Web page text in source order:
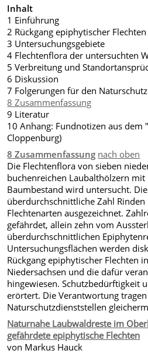
Inhalt
1 Einführung
2 Rückgang epiphytischer
3 Untersuchungsgebiete
4 Flechtenflora der untersuchten
5 Verbreitung und
6 Diskussion
7 Folgerungen für den Naturschutz
8 Zusammenfassung
9 Literatur
10 Anhang: Fundnotizen aus
Cloppenburg)
8 Zusammenfassung nach oben
Die Flechtenflora von sieben
buchenreichen Laubalthölzern
Baumbestand wird untersucht.
überdurchschnittliche Zahl
Flechtenarten ausgezeichnet.
gefährdet, allein zehn vom
überdurchschnittlichen
Untersuchungsflächen werden
Rückgang epiphytischer Flechten
Niedersachsen und die dafür
hingewiesen. Schutzbedürftigkeit
erörtert. Die Verantwortung
Naturschutzdienststellen
Naturnahe Laubwaldreste im
gefährdete epiphytische Flechten
von Markus Hauck